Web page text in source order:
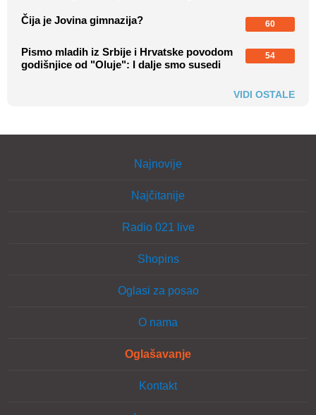
Čija je Jovina gimnazija? 60
Pismo mladih iz Srbije i Hrvatske povodom
godišnjice od "Oluje": I dalje smo susedi
54
VIDI OSTALE
Najnovije
Najčitanije
Radio 021 live
Shopins
Oglasi za posao
O nama
Oglašavanje
Kontakt